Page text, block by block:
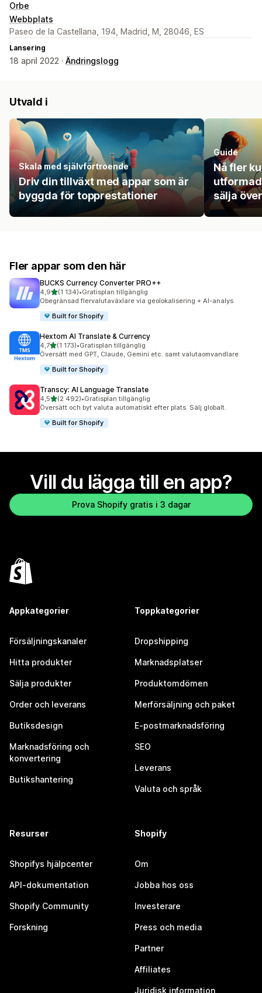
Orbe
Webbplats
Paseo de la Castellana, 194, Madrid, M, 28046, ES
Lansering
18 april 2022 · Ändringslogg
Utvald i
Skala med självförtroende
Driv din tillväxt med appar som är
byggda för topprestationer
Guide
Nå fler
sälja
Fler appar som den här
BUCKS Currency Converter PRO++
4,9av 5 stjärnor
(1 134)
1134 recensioner totalt
•Gratisplan tillgänglig
Obegränsad flervalutaväxlare via geolokalisering + AI-analys
Built for Shopify
Hextom AI Translate & Currency
4,7av 5 stjärnor
(1 173)
1173 recensioner totalt
•Gratisplan tillgänglig
Översätt med GPT, Claude, Gemini etc. samt valutaomvandlare
Built for Shopify
Transcy: AI Language Translate
4,5av 5 stjärnor
(2 492)
2492 recensioner totalt
•Gratisplan tillgänglig
Översätt och byt valuta automatiskt efter plats. Sälj globalt.
Built for Shopify
Vill du lägga till en app?
Prova Shopify gratis i 3 dagar
Appkategorier
Försäljningskanaler
Hitta produkter
Sälja produkter
Order och leverans
Butiksdesign
Marknadsföring och
konvertering
Butikshantering
Toppkategorier
Dropshipping
Marknadsplatser
Produktomdömen
Merförsäljning och paket
E-postmarknadsföring
SEO
Leverans
Valuta och språk
Resurser
Shopifys hjälpcenter
API-dokumentation
Shopify Community
Forskning
Shopify
Om
Jobba hos oss
Investerare
Press och media
Partner
Affiliates
Juridisk information